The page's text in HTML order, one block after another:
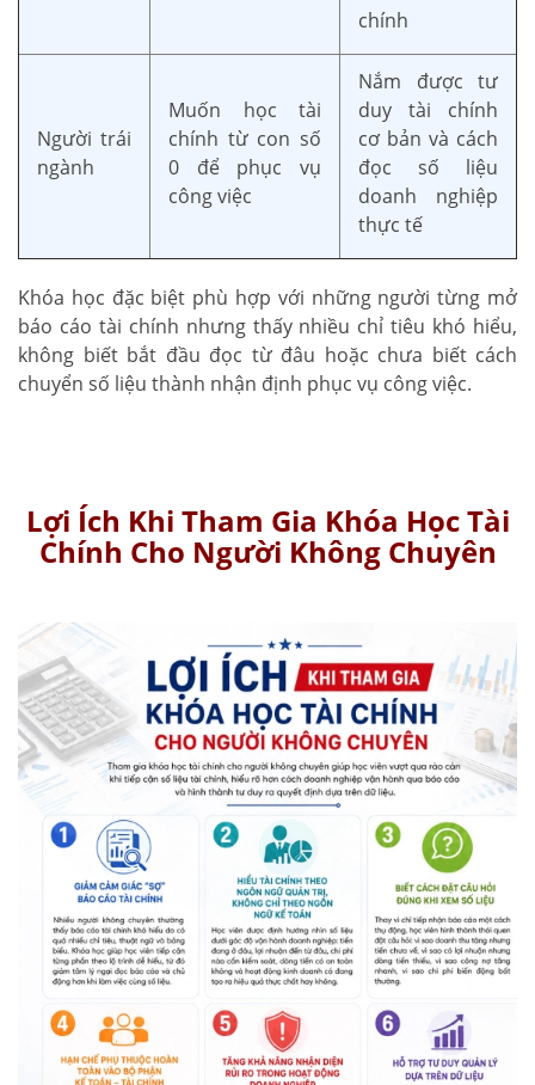
chính
Người trái
ngành
Muốn học tài
chính từ con số
0 để phục vụ
công việc
Nắm được tư
duy tài chính
cơ bản và cách
đọc số liệu
doanh nghiệp
thực tế
Khóa học đặc biệt phù hợp với những người từng mở
báo cáo tài chính nhưng thấy nhiều chỉ tiêu khó hiểu,
không biết bắt đầu đọc từ đâu hoặc chưa biết cách
chuyển số liệu thành nhận định phục vụ công việc.
Lợi Ích Khi Tham Gia Khóa Học Tài
Chính Cho Người Không Chuyên